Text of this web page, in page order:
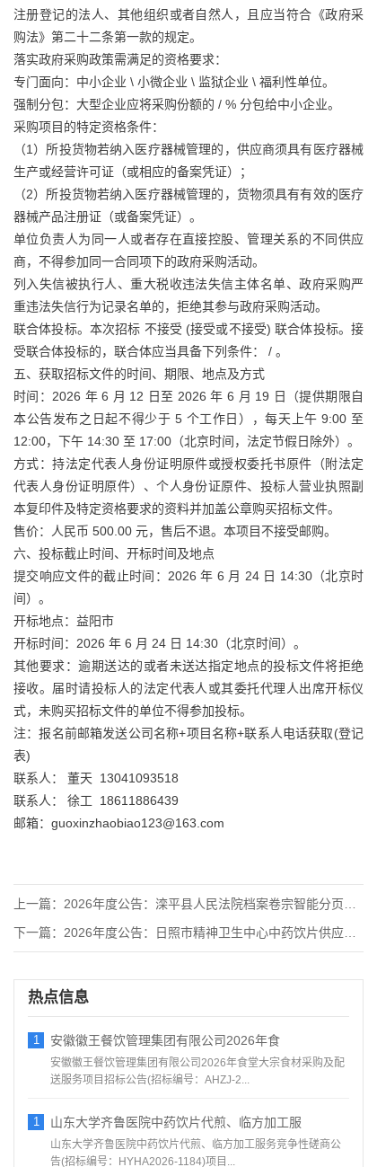
注册登记的法人、其他组织或者自然人，且应当符合《政府采
购法》第二十二条第一款的规定。
落实政府采购政策需满足的资格要求：
专门面向：中小企业 \ 小微企业 \ 监狱企业 \ 福利性单位。
强制分包：大型企业应将采购份额的 / % 分包给中小企业。
采购项目的特定资格条件：
（1）所投货物若纳入医疗器械管理的，供应商须具有医疗器械
生产或经营许可证（或相应的备案凭证）；
（2）所投货物若纳入医疗器械管理的，货物须具有有效的医疗
器械产品注册证（或备案凭证）。
单位负责人为同一人或者存在直接控股、管理关系的不同供应
商，不得参加同一合同项下的政府采购活动。
列入失信被执行人、重大税收违法失信主体名单、政府采购严
重违法失信行为记录名单的，拒绝其参与政府采购活动。
联合体投标。本次招标 不接受 (接受或不接受) 联合体投标。接
受联合体投标的，联合体应当具备下列条件： / 。
五、获取招标文件的时间、期限、地点及方式
时间：2026 年 6 月 12 日至 2026 年 6 月 19 日（提供期限自
本公告发布之日起不得少于 5 个工作日），每天上午 9:00 至
12:00，下午 14:30 至 17:00（北京时间，法定节假日除外）。
方式：持法定代表人身份证明原件或授权委托书原件（附法定
代表人身份证明原件）、个人身份证原件、投标人营业执照副
本复印件及特定资格要求的资料并加盖公章购买招标文件。
售价：人民币 500.00 元，售后不退。本项目不接受邮购。
六、投标截止时间、开标时间及地点
提交响应文件的截止时间：2026 年 6 月 24 日 14:30（北京时
间）。
开标地点：益阳市
开标时间：2026 年 6 月 24 日 14:30（北京时间）。
其他要求：逾期送达的或者未送达指定地点的投标文件将拒绝
接收。届时请投标人的法定代表人或其委托代理人出席开标仪
式，未购买招标文件的单位不得参加投标。
注：报名前邮箱发送公司名称+项目名称+联系人电话获取(登记
表)
联系人： 董天 13041093518
联系人： 徐工 18611886439
邮箱：guoxinzhaobiao123@163.com
上一篇： 2026年度公告：滦平县人民法院档案卷宗智能分页编码机采购项
下一篇： 2026年度公告：日照市精神卫生中心中药饮片供应服务项目（二
热点信息
1 安徽徽王餐饮管理集团有限公司2026年食
安徽徽王餐饮管理集团有限公司2026年食堂大宗食材采购及配
送服务项目招标公告(招标编号：AHZJ-2...
1 山东大学齐鲁医院中药饮片代煎、临方加工服
山东大学齐鲁医院中药饮片代煎、临方加工服务竞争性磋商公
告(招标编号：HYHA2026-1184)项目...